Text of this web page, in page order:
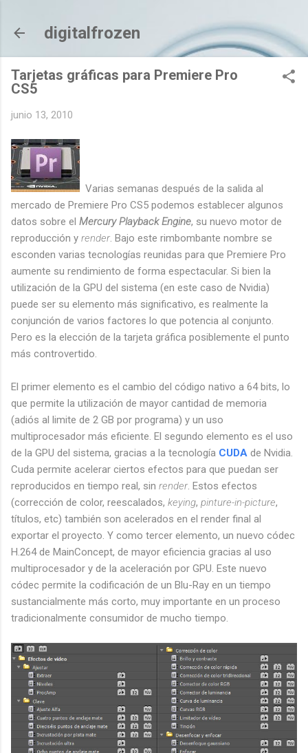
digitalfrozen
Tarjetas gráficas para Premiere Pro
CS5
junio 13, 2010
Varias semanas después de la salida al
mercado de Premiere Pro CS5 podemos establecer algunos
datos sobre el Mercury Playback Engine, su nuevo motor de
reproducción y render . Bajo este rimbombante nombre se
esconden varias tecnologías reunidas para que Premiere Pro
aumente su rendimiento de forma espectacular. Si bien la
utilización de la GPU del sistema (en este caso de Nvidia)
puede ser su elemento más significativo, es realmente la
conjunción de varios factores lo que potencia al conjunto.
Pero es la elección de la tarjeta gráfica posiblemente el punto
más controvertido.
El primer elemento es el cambio del código nativo a 64 bits, lo
que permite la utilización de mayor cantidad de memoria
(adiós al limite de 2 GB por programa) y un uso
multiprocesador más eficiente. El segundo elemento es el uso
de la GPU del sistema, gracias a la tecnología CUDA de Nvidia.
Cuda permite acelerar ciertos efectos para que puedan ser
reproducidos en tiempo real, sin render . Estos efectos
(corrección de color, reescalados, keying, pinture-in-picture,
títulos, etc) también son acelerados en el render final al
exportar el proyecto. Y como tercer elemento, un nuevo códec
H.264 de MainConcept, de mayor eficiencia gracias al uso
multiprocesador y de la aceleración por GPU. Este nuevo
códec permite la codificación de un Blu-Ray en un tiempo
sustancialmente más corto, muy importante en un proceso
tradicionalmente consumidor de mucho tiempo.